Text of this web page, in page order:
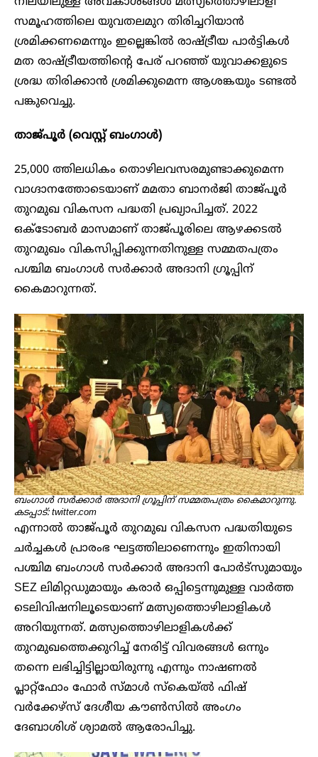
സമൂഹത്തിലെ യുവതലമുറ തിരിച്ചറിയാൻ
ശ്രമിക്കണമെന്നും ഇല്ലെങ്കിൽ രാഷ്ട്രീയ പാർട്ടികൾ
മത രാഷ്ട്രീയത്തിന്റെ പേര് പറഞ്ഞ് യുവാക്കളുടെ
ശ്രദ്ധ തിരിക്കാൻ ശ്രമിക്കുമെന്ന ആശങ്കയും ടണ്ടൽ
പങ്കുവെച്ചു.
താജ്പൂർ (വെസ്റ്റ് ബംഗാൾ)
25,000 ത്തിലധികം തൊഴിലവസരമുണ്ടാക്കുമെന്ന
വാഗ്ദാനത്തോടെയാണ് മമതാ ബാനർജി താജ്പൂർ
തുറമുഖ വികസന പദ്ധതി പ്രഖ്യാപിച്ചത്. 2022
ഒക്ടോബർ മാസമാണ് താജ്‌പൂരിലെ ആഴക്കടൽ
തുറമുഖം വികസിപ്പിക്കുന്നതിനുള്ള സമ്മതപത്രം
പശ്ചിമ ബംഗാൾ സർക്കാർ അദാനി ഗ്രൂപ്പിന്
കൈമാറുന്നത്.
ബംഗാൾ സർക്കാർ അദാനി ഗ്രൂപ്പിന് സമ്മതപത്രം കൈമാറുന്നു.
കടപ്പാട്: twitter.com
എന്നാൽ താജ്പൂർ തുറമുഖ വികസന പദ്ധതിയുടെ
ചർച്ചകൾ പ്രാരംഭ ഘട്ടത്തിലാണെന്നും ഇതിനായി
പശ്ചിമ ബംഗാൾ സർക്കാർ അദാനി പോർട്സുമായും
SEZ ലിമിറ്റഡുമായും കരാർ ഒപ്പിട്ടെന്നുമുള്ള വാർത്ത
ടെലിവിഷനിലൂടെയാണ് മത്സ്യത്തൊഴിലാളികൾ
അറിയുന്നത്. മത്സ്യത്തൊഴിലാളികൾക്ക്
തുറമുഖത്തെക്കുറിച്ച് നേരിട്ട് വിവരങ്ങൾ ഒന്നും
തന്നെ ലഭിച്ചിട്ടില്ലായിരുന്നു എന്നും നാഷണൽ
പ്ലാറ്റ്ഫോം ഫോർ സ്മാൾ സ്കെയ്ൽ ഫിഷ്
വർക്കേഴ്സ് ദേശീയ കൗൺസിൽ അംഗം
ദേബാശിശ് ശ്യാമൽ ആരോപിച്ചു.